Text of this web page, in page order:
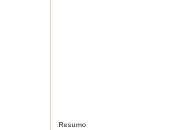
Resumo